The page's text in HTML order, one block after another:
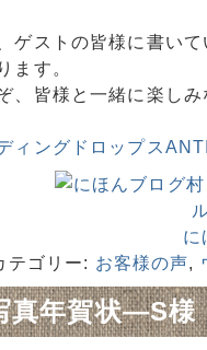
ゲストの皆様に書い
ます。
、皆様と一緒に楽し
ィングドロップス
に
テゴリー: お客様の声,
真年賀状―S様